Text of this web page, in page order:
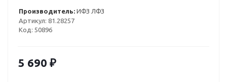
Производитель: ИФЗ ЛФЗ
Артикул: 81.28257
Код: 50896
5 690 ₽